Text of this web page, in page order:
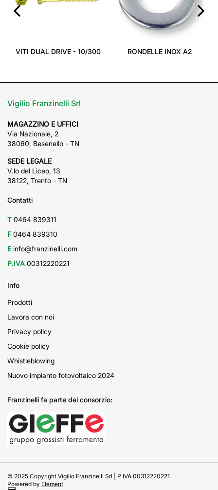
VITI DUAL DRIVE - 10/300 RONDELLE INOX A2
Vigilio Franzinelli Srl
MAGAZZINO E UFFICI
Via Nazionale, 2
38060, Besenello - TN
SEDE LEGALE
V.lo del Liceo, 13
38122, Trento - TN
Contatti
T 0464 839311
F 0464 839310
E info@franzinelli.com
P.IVA 00312220221
Info
Prodotti
Lavora con noi
Privacy policy
Cookie policy
Whistleblowing
Nuovo impianto fotovoltaico 2024
Franzinelli fa parte del consorzio:
© 2025 Copyright Vigilio Franzinelli Srl | P.IVA 00312220221
Powered by Element